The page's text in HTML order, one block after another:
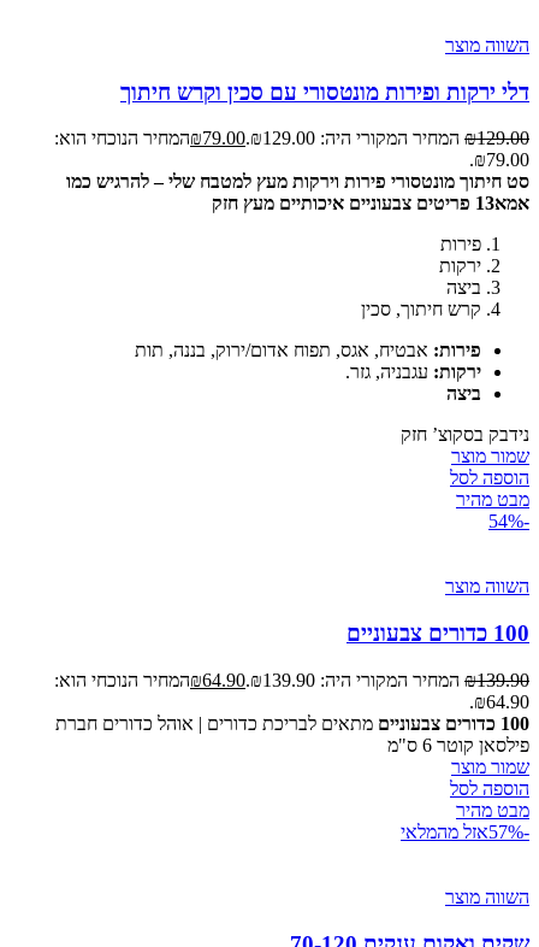
השווה מוצר
דלי ירקות ופירות מונטסורי עם סכין וקרש חיתוך
₪129.00 המחיר המקורי היה: ₪129.00. ₪79.00
המחיר הנוכחי הוא:
₪79.00.
סט חיתוך מונטסורי פירות וירקות מעץ למטבח שלי – להרגיש כמו
אמא13 פריטים צבעוניים איכותיים מעץ חזק
פירות
ירקות
ביצה
קרש חיתוך, סכין
פירות: אבטיח, אגס, תפוח אדום/ירוק, בננה, תות
ירקות: עגבניה, גזר.
ביצה
נידבק בסקוצ’ חזק
שמור מוצר
הוספה לסל
מבט מהיר
-54%
השווה מוצר
100 כדורים צבעוניים
₪139.90 המחיר המקורי היה: ₪139.90. ₪64.90
המחיר הנוכחי הוא:
₪64.90.
100 כדורים צבעוניים
מתאים לבריכת כדורים | אוהל כדורים חברת
פילסאן קוטר 6 ס"מ
שמור מוצר
הוספה לסל
מבט מהיר
-57%
אזל מהמלאי
השווה מוצר